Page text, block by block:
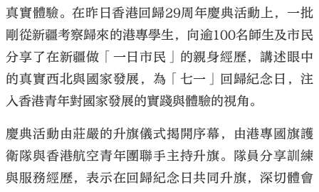
真實體驗。在昨日香港回歸29周年慶典活動上，一批
剛從新疆考察歸來的港專學生，向逾100名師生及市民
分享了在新疆做「一日市民」的親身經歷，講述眼中
的真實西北與國家發展，為「七一」回歸紀念日，注
入香港青年對國家發展的實踐與體驗的視角。
慶典活動由莊嚴的升旗儀式揭開序幕，由港專國旗護
衛隊與香港航空青年團聯手主持升旗。隊員分享訓練
與服務經歷，表示在回歸紀念日共同升旗，深切體會